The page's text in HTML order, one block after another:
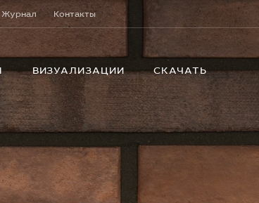
Журнал Контакты
ВИЗУАЛИЗАЦИИ СКАЧАТЬ